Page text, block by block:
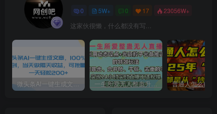
0 5W+ 0 17 23056W+
这家伙很懒，什么都没有写...
微头条AI一键生成文章，100%过原创，当天做隔天收益，可批量，一天轻松200+ 一生所爱无人整蛊升级版9.0，利用动态噪点+光斑粒子光条推进的特效玩法，内附暴击、合并帧、干扰、去重的手法，实现24小时实时直播不违规操，单场日入1500+，小白也能无脑驾驭